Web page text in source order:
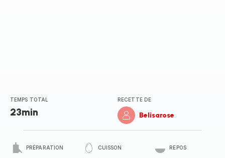
TEMPS TOTAL
23min
RECETTE DE
Belisarose
PRÉPARATION CUISSON REPOS